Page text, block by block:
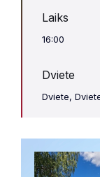
Laiks
16:00
Dviete
Dviete,